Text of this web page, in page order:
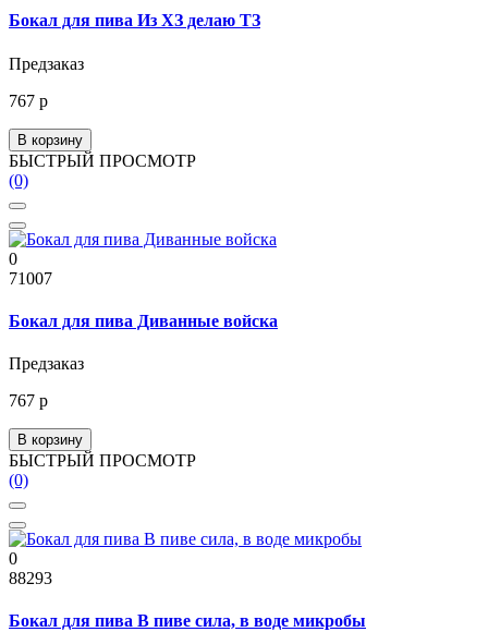
Бокал для пива Из ХЗ делаю ТЗ
Предзаказ
767 р
В корзину
БЫСТРЫЙ ПРОСМОТР
(0)
0
71007
Бокал для пива Диванные войска
Предзаказ
767 р
В корзину
БЫСТРЫЙ ПРОСМОТР
(0)
0
88293
Бокал для пива В пиве сила, в воде микробы